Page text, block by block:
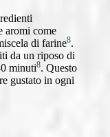
aromi come
di farine8.
da un riposo di
minuti8. Questo
gustato in ogni